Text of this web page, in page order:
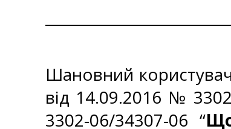
Шановний
від 14.09.2016 №
3302-06/34307-06 “